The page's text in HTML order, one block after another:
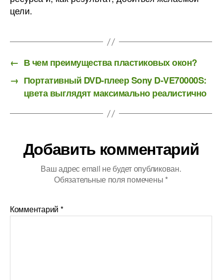
цели.
← В чем преимущества пластиковых окон?
→ Портативный DVD-плеер Sony D-VE70000S:
цвета выглядят максимально реалистично
Добавить комментарий
Ваш адрес email не будет опубликован.
Обязательные поля помечены *
Комментарий *